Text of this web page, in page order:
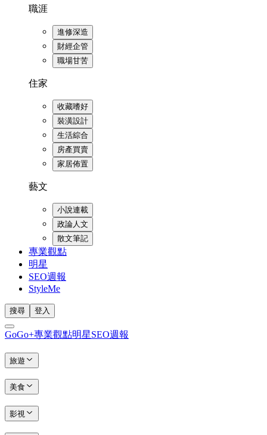
職涯
進修深造
財經企管
職場甘苦
住家
收藏嗜好
裝潢設計
生活綜合
房產買賣
家居佈置
藝文
小說連載
政論人文
散文筆記
專業觀點
明星
SEO週報
StyleMe
搜尋 登入
GoGo+專業觀點明星SEO週報
旅遊
美食
影視